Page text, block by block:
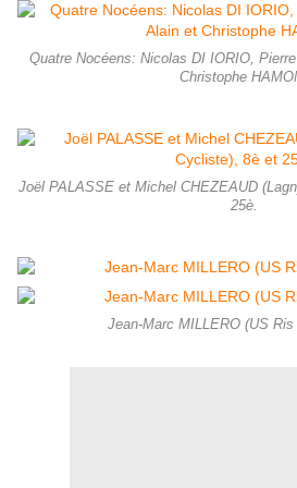
Quatre Nocéens: Nicolas DI IORIO,
Christophe
Joël PALASSE et Michel CHEZEAUD
25è.
Jean-Marc MILLERO (US Ris